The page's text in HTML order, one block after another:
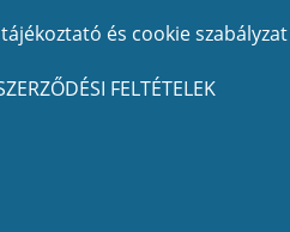
és cookie szabályzat
FELTÉTELEK